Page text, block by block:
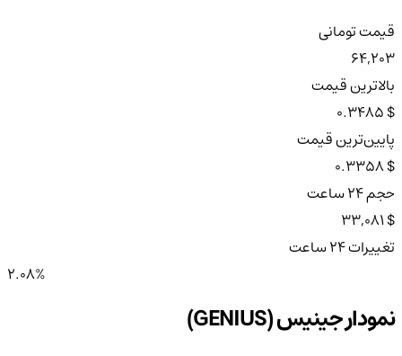
قیمت تومانی
64,203
بالاترین قیمت
$ 0.3485
پایین‌ترین قیمت
$ 0.3358
حجم ۲۴ ساعت
$ 33,081
تغییرات ۲۴ ساعت
2.08%
نمودار جینیس (GENIUS)